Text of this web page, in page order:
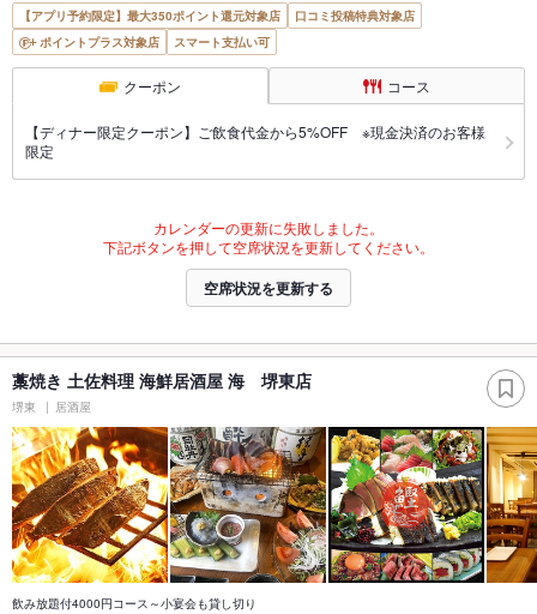
【アプリ予約限定】最大350ポイント還元対象店
口コミ投稿特典対象店
ポイントプラス対象店
スマート支払い可
クーポン コース
【ディナー限定クーポン】ご飲食代金から5%OFF ※現金決済のお客様
限定
カレンダーの更新に失敗しました。
下記ボタンを押して空席状況を更新してください。
空席状況を更新する
藁焼き 土佐料理 海鮮居酒屋 海 堺東店
堺東 居酒屋
飲み放題付4000円コース～小宴会も貸し切り